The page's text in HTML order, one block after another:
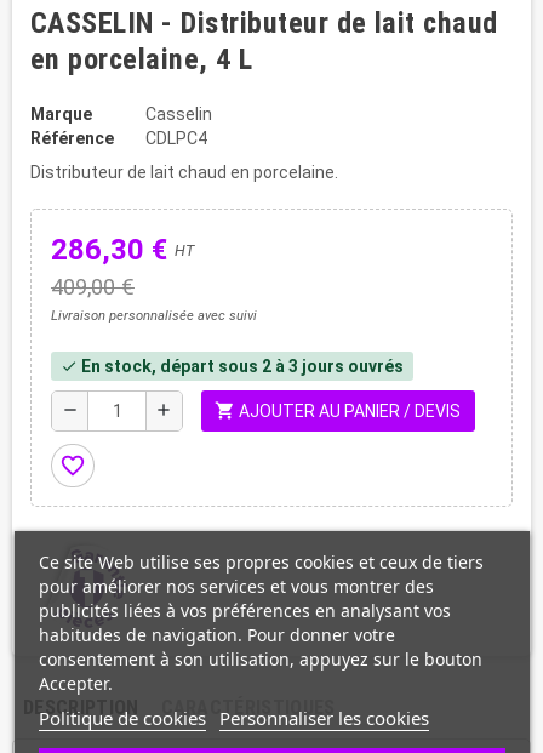
CASSELIN - Distributeur de lait chaud
en porcelaine, 4 L
Marque
Casselin
Référence
CDLPC4
Distributeur de lait chaud en porcelaine.
286,30 € HT
409,00 €
Livraison personnalisée avec suivi
check En stock, départ sous 2 à 3 jours ouvrés
remove add shopping_cart AJOUTER AU PANIER / DEVIS
favorite_border
DESCRIPTION CARACTÉRISTIQUES
Ce site Web utilise ses propres cookies et ceux de tiers
pour améliorer nos services et vous montrer des
publicités liées à vos préférences en analysant vos
habitudes de navigation. Pour donner votre
consentement à son utilisation, appuyez sur le bouton
Accepter.
Politique de cookies Personnaliser les cookies